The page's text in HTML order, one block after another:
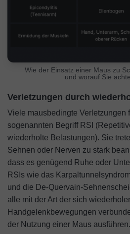
Wie der Einsatz einer Maus zu
und worauf Sie
Verletzungen durch
Viele mausbedingte Verletzungen
sogenannten Begriff RSI
wiederholte Belastungen). Sie
Sehnen oder Nerven zu stark
dass es genügend Ruhe oder
RSIs wie das
und die De-Quervain-
alle mit der Art der sich
Handgelenkbewegungen
der Nutzung einer Maus ausführen.